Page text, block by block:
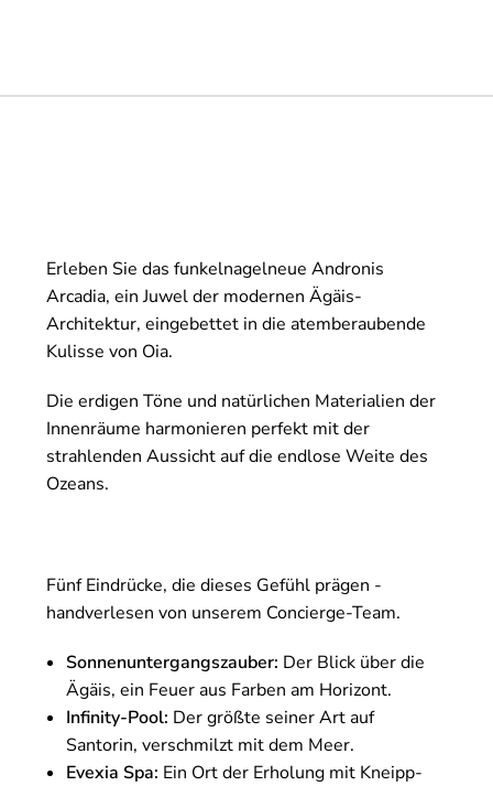
Erleben Sie das funkelnagelneue Andronis
Arcadia, ein Juwel der modernen Ägäis-
Architektur, eingebettet in die atemberaubende
Kulisse von Oia.
Die erdigen Töne und natürlichen Materialien der
Innenräume harmonieren perfekt mit der
strahlenden Aussicht auf die endlose Weite des
Ozeans.
Fünf Eindrücke, die dieses Gefühl prägen -
handverlesen von unserem Concierge-Team.
Sonnenuntergangszauber: Der Blick über die
Ägäis, ein Feuer aus Farben am Horizont.
Infinity-Pool: Der größte seiner Art auf
Santorin, verschmilzt mit dem Meer.
Evexia Spa: Ein Ort der Erholung mit Kneipp-